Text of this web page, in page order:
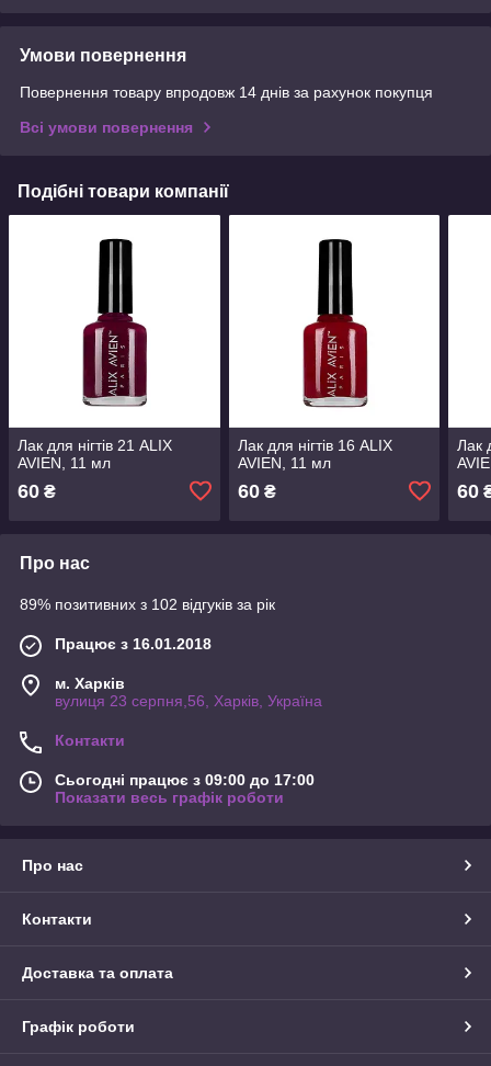
Умови повернення
Повернення товару впродовж 14 днів за рахунок покупця
Всі умови повернення
Подібні товари компанії
Лак для нігтів 21 ALIX
AVIEN, 11 мл
60 ₴
Лак для нігтів 16 ALIX
AVIEN, 11 мл
60₴
Лак
60
Про нас
89% позитивних з 102 відгуків за рік
Працює з 16.01.2018
м. Харків
вулиця 23 серпня,56, Харків, Україна
Контакти
Сьогодні працює з 09:00 до 17:00
Показати весь графік роботи
Про нас
Контакти
Доставка та оплата
Графік роботи